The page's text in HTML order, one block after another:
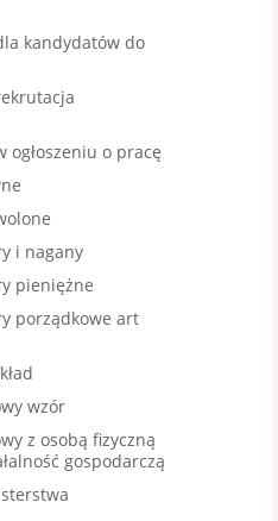
kandydatów do
ogłoszeniu o pracę
i nagany
pieniężne
porządkowe art
wzór
z osobą fizyczną
gospodarczą